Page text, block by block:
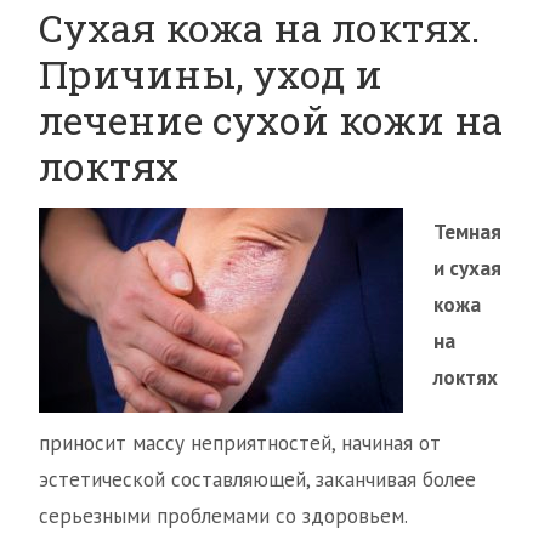
Сухая кожа на локтях.
Причины, уход и
лечение сухой кожи на
локтях
Темная
и сухая
кожа
на
локтях
приносит массу неприятностей, начиная от
эстетической составляющей, заканчивая более
серьезными проблемами со здоровьем.